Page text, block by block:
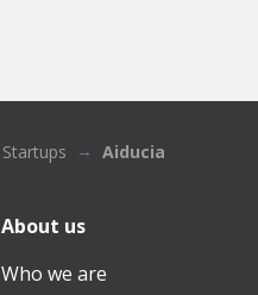
Startups Aiducia
About us
Who we are